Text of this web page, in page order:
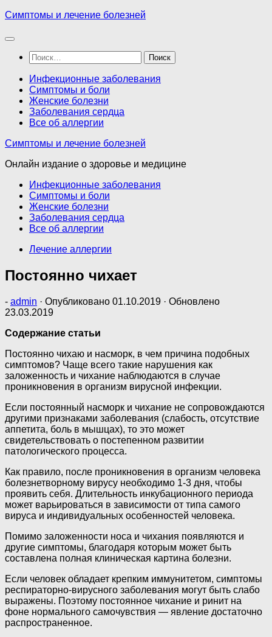
Перейти
содержимому
Симптомы и лечение болезней
Найти:
Инфекционные заболевания
Симптомы и боли
Женские болезни
Заболевания сердца
Все об аллергии
Симптомы и лечение болезней
Онлайн издание о здоровье и медицине
Инфекционные заболевания
Симптомы и боли
Женские болезни
Заболевания сердца
Все об аллергии
Лечение аллергии
Постоянно чихает
- admin · Опубликовано 01.10.2019 · Обновлено
23.03.2019
Содержание статьи
Постоянно чихаю и насморк, в чем причина подобных
симптомов? Чаще всего такие нарушения как
заложенность и чихание наблюдаются в случае
проникновения в организм вирусной инфекции.
Если постоянный насморк и чихание не сопровождаются
другими признаками заболевания (слабость, отсутствие
аппетита, боль в мышцах), то это может
свидетельствовать о постепенном развитии
патологического процесса.
Как правило, после проникновения в организм человека
болезнетворному вирусу необходимо 1-3 дня, чтобы
проявить себя. Длительность инкубационного периода
может варьироваться в зависимости от типа самого
вируса и индивидуальных особенностей человека.
Помимо заложенности носа и чихания появляются и
другие симптомы, благодаря которым может быть
составлена полная клиническая картина болезни.
Если человек обладает крепким иммунитетом, симптомы
респираторно-вирусного заболевания могут быть слабо
выражены. Поэтому постоянное чихание и ринит на
фоне нормального самочувствия — явление достаточно
распространенное.